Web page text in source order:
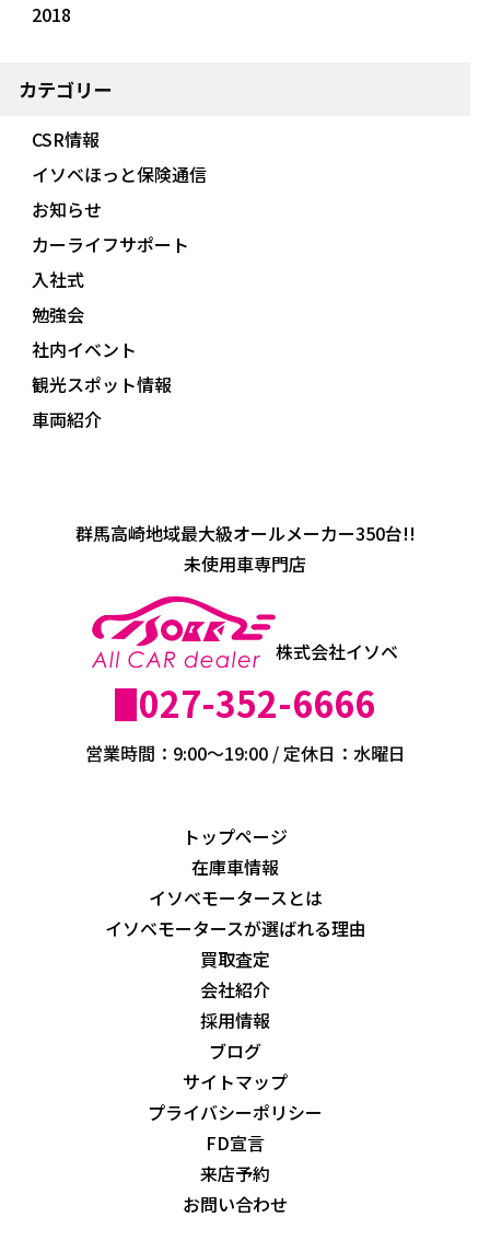
2018
カテゴリー
CSR情報
イソベほっと保険通信
お知らせ
カーライフサポート
入社式
勉強会
社内イベント
観光スポット情報
車両紹介
群馬高崎地域最大級オールメーカー350台!!
未使用車専門店
株式会社イソベ
027-352-6666
営業時間：9:00～19:00 / 定休日：水曜日
トップページ
在庫車情報
イソベモータースとは
イソベモータースが選ばれる理由
買取査定
会社紹介
採用情報
ブログ
サイトマップ
プライバシーポリシー
FD宣言
来店予約
お問い合わせ